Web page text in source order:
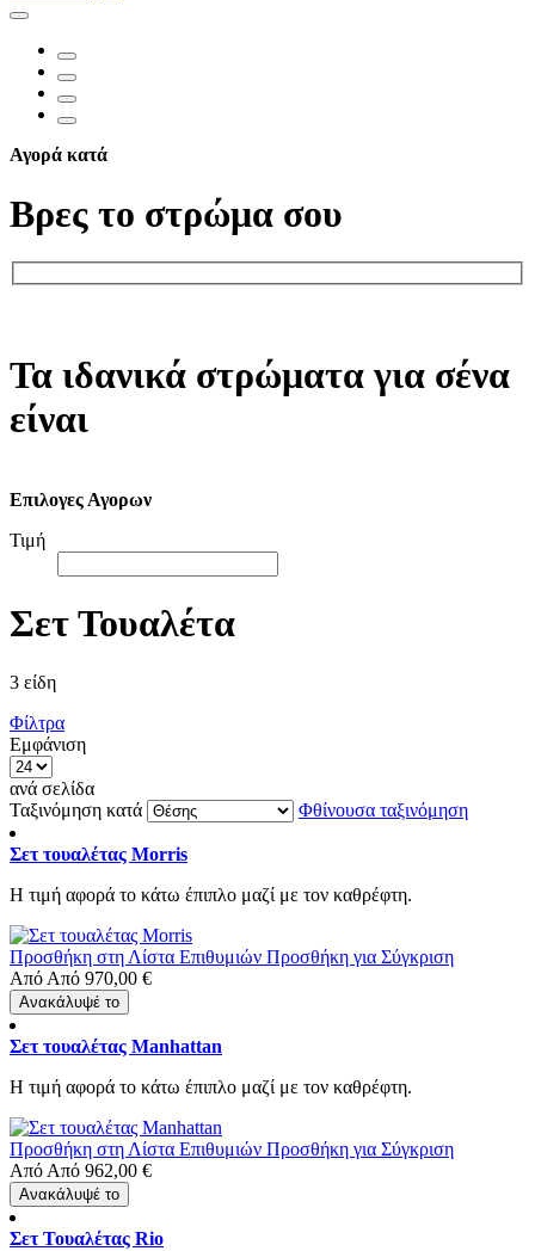
Αγορά κατά
Βρες το στρώμα σου
Τα ιδανικά στρώματα για σένα
είναι
Επιλογες Αγορων
Τιμή
Σετ Τουαλέτα
3 είδη
Φίλτρα
Εμφάνιση
ανά σελίδα
Ταξινόμηση κατά
Φθίνουσα ταξινόμηση
Σετ τουαλέτας Morris
Η τιμή αφορά το κάτω έπιπλο μαζί με τον καθρέφτη.
Προσθήκη στη Λίστα Επιθυμιών Προσθήκη για Σύγκριση
Από Από 970,00 €
Ανακάλυψέ το
Σετ τουαλέτας Manhattan
Η τιμή αφορά το κάτω έπιπλο μαζί με τον καθρέφτη.
Προσθήκη στη Λίστα Επιθυμιών Προσθήκη για Σύγκριση
Από Από 962,00 €
Ανακάλυψέ το
Σετ Τουαλέτας Rio